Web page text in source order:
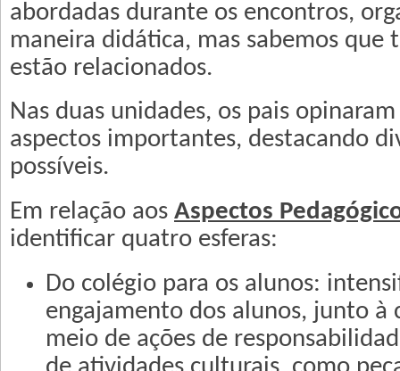
abordadas durante os encontros,
maneira didática, mas sabemos que
estão relacionados.
Nas duas unidades, os pais
aspectos importantes, destacando
possíveis.
Em relação aos Aspectos
identificar quatro esferas:
Do colégio para os alunos:
engajamento dos alunos, junto à
meio de ações de